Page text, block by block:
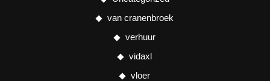
van cranenbroek
verhuur
vidaxl
vloer